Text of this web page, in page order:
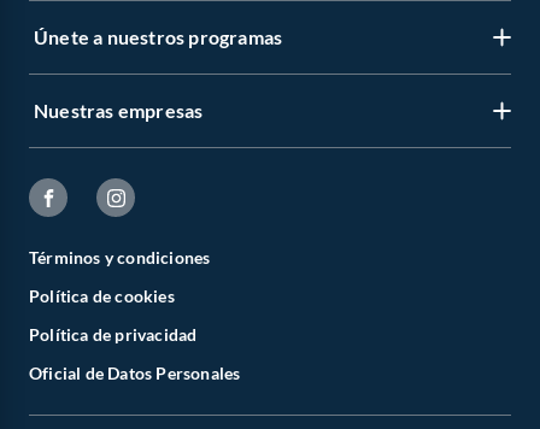
Únete a nuestros programas
Nuestras empresas
Términos y condiciones
Política de cookies
Política de privacidad
Oficial de Datos Personales